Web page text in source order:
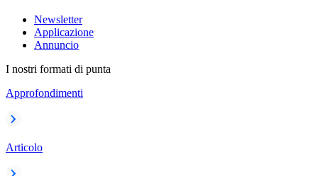
Newsletter
Applicazione
Annuncio
I nostri formati di punta
Approfondimenti
Articolo